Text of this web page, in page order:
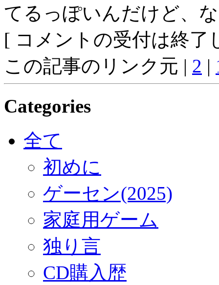
てるっぽいんだけど、
[ コメントの受付は終了
この記事のリンク元 | 2 |
Categories
全て
初めに
ゲーセン(2025)
家庭用ゲーム
独り言
CD購入歴